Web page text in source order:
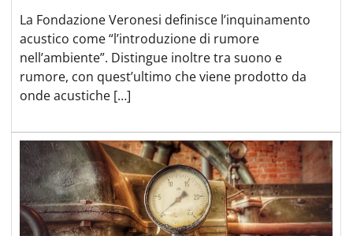
La Fondazione Veronesi definisce l’inquinamento
acustico come “l’introduzione di rumore
nell’ambiente”. Distingue inoltre tra suono e
rumore, con quest’ultimo che viene prodotto da
onde acustiche […]